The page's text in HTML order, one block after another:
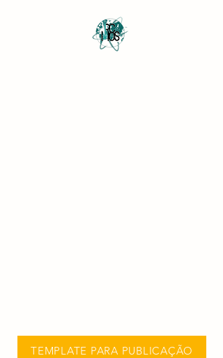
TEMPLATE PARA PUBLICAÇÃO